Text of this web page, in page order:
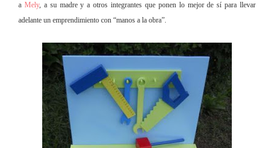
a Mely, a su madre y a otros integrantes que ponen lo mejor de sí para llevar
adelante un emprendimiento con “manos a la obra”.